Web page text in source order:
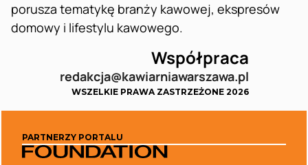
porusza tematykę branży kawowej, ekspresów
domowy i lifestylu kawowego.
Współpraca
redakcja@kawiarniawarszawa.pl
WSZELKIE PRAWA ZASTRZEŻONE 2026
PARTNERZY PORTALU